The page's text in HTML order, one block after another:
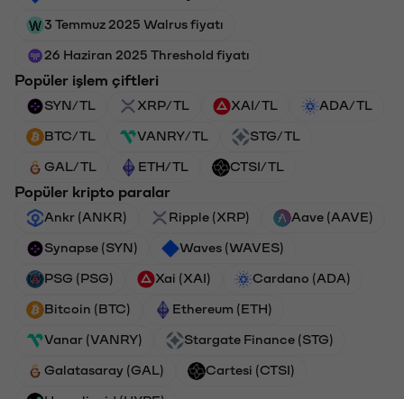
3 Temmuz 2025 Walrus fiyatı
26 Haziran 2025 Threshold fiyatı
Popüler işlem çiftleri
SYN/TL XRP/TL XAI/TL ADA/TL
BTC/TL VANRY/TL STG/TL
GAL/TL ETH/TL CTSI/TL
Popüler kripto paralar
Ankr (ANKR) Ripple (XRP) Aave (AAVE)
Synapse (SYN) Waves (WAVES)
PSG (PSG) Xai (XAI) Cardano (ADA)
Bitcoin (BTC) Ethereum (ETH)
Vanar (VANRY) Stargate Finance (STG)
Galatasaray (GAL) Cartesi (CTSI)